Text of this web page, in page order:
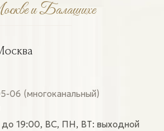
и Балашихе
06 (многоканальный)
19:00, ВС, ПН, ВТ: выходной